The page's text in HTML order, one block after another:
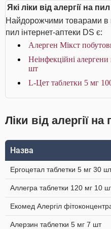
Які ліки від алергії на
Найдорожчими товарами в
пил інтернет-аптеки DS є:
Алерген Мікст
Неінфекційні
шт
L-Цет таблетки 5 мг
Ліки від алергії
Назва
Ергоцетал таблетки 5 мг 30
Аллегра таблетки 120 мг 10
Екомед Алергіл
Алерзин таблетки 5 мг 7 шт